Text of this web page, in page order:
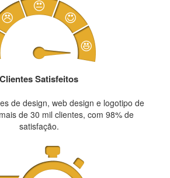
Clientes Satisfeitos
de design, web design e logotipo de
de 30 mil clientes, com 98% de
satisfação.